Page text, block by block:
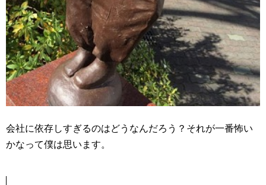
会社に依存しすぎるのはどうなんだろう？それが一番怖い
かなって僕は思います。